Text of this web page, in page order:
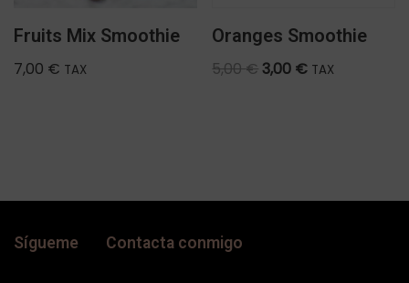
Fruits Mix Smoothie
7,00 € TAX
Oranges Smoothie
5,00€3,00 € TAX
Sígueme Contacta conmigo